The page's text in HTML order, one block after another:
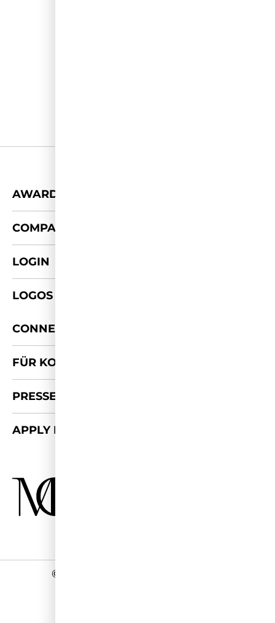
AWARDS
COMPANY
LOGIN
LOGOS & FOTOS
CONNECT
FÜR KOOPERATIONEN
PRESSE-KIT
APPLY FOR 2026/27
©